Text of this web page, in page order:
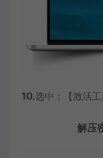
10.选中：【激活
解压